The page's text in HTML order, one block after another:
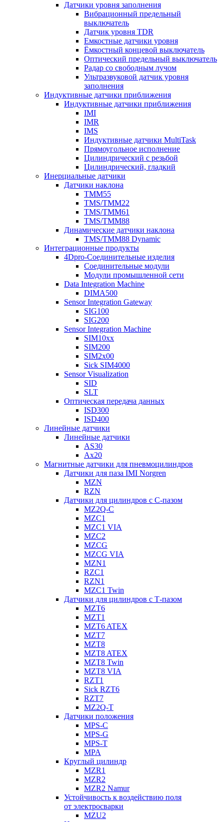
Датчики уровня заполнения
Вибрационный предельный
выключатель
Датчик уровня TDR
Емкостные датчики уровня
Ёмкостный концевой выключатель
Оптический предельный выключатель
Радар со свободным лучом
Ультразвуковой датчик уровня
заполнения
Индуктивные датчики приближения
Индуктивные датчики приближения
IMI
IMR
IMS
Индуктивные датчики MultiTask
Прямоугольное исполнение
Цилиндрический с резьбой
Цилиндрический, гладкий
Инерциальные датчики
Датчики наклона
TMM55
TMS/TMM22
TMS/TMM61
TMS/TMM88
Динамические датчики наклона
TMS/TMM88 Dynamic
Интеграционные продукты
4Dpro-Соединительные изделия
Соединительные модули
Модули промышленной сети
Data Integration Machine
DIMA500
Sensor Integration Gateway
SIG100
SIG200
Sensor Integration Machine
SIM10xx
SIM200
SIM2x00
Sick SIM4000
Sensor Visualization
SID
SLT
Оптическая передача данных
ISD300
ISD400
Линейные датчики
Линейные датчики
AS30
Ax20
Магнитные датчики для пневмоцилиндров
Датчики для паза IMI Norgren
MZN
RZN
Датчики для цилиндров с С-пазом
MZ2Q-C
MZC1
MZC1 VIA
MZC2
MZCG
MZCG VIA
MZN1
RZC1
RZN1
MZC1 Twin
Датчики для цилиндров с Т-пазом
MZT6
MZT1
MZT6 ATEX
MZT7
MZT8
MZT8 ATEX
MZT8 Twin
MZT8 VIA
RZT1
Sick RZT6
RZT7
MZ2Q-T
Датчики положения
MPS-C
MPS-G
MPS-T
MPA
Круглый цилиндр
MZR1
MZR2
MZR2 Namur
Устойчивость к воздействию поля
от электросварки
MZU2